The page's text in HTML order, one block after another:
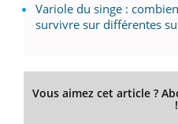
Variole du singe :
survivre sur différentes
Vous aimez cet article ?
!